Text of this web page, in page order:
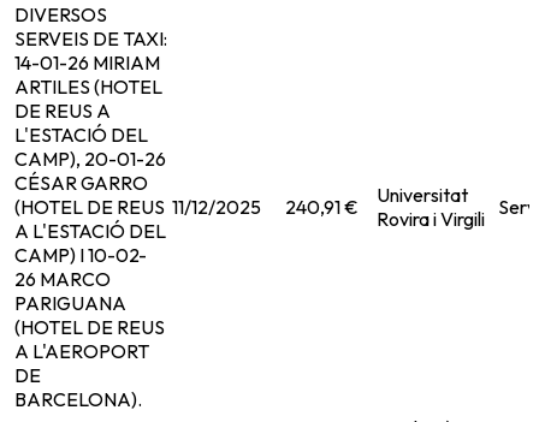
DIVERSOS
SERVEIS DE TAXI:
14-01-26 MIRIAM
ARTILES (HOTEL
DE REUS A
L'ESTACIÓ DEL
CAMP), 20-01-26
CÉSAR GARRO
(HOTEL DE REUS
A L'ESTACIÓ DEL
CAMP) I 10-02-
26 MARCO
PARIGUANA
(HOTEL DE REUS
A L'AEROPORT
DE
BARCELONA).
11/12/2025 240,91 €
Universitat
Rovira i Virgili